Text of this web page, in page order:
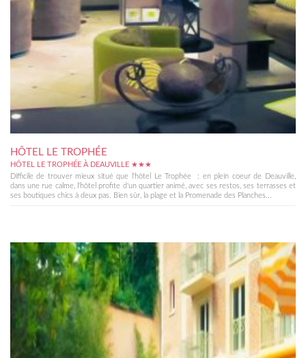
HÔTEL LE TROPHÉE
HÔTEL LE TROPHÉE À DEAUVILLE ★★★
Difficile de trouver mieux situé que l'hôtel Le Trophée : en plein coeur de Deauville,
dans une rue calme, l'hôtel profite d'un quartier animé, avec ses restos, ses terrasses et
ses boutiques chics à deux pas. Bien sûr, la plage et la Promenade des Planches...